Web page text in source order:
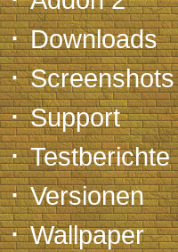
·Downloads
·Screenshots
·Support
·Testberichte
·Versionen
·Wallpaper